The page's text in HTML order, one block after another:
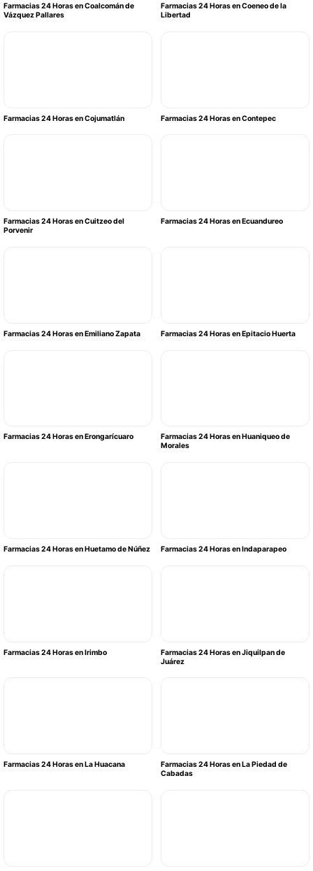
Farmacias 24 Horas en Coalcomán de
Vázquez Pallares
Farmacias 24 Horas en Coeneo de la
Libertad
Farmacias 24 Horas en Cojumatlán Farmacias 24 Horas en Contepec
Farmacias 24 Horas en Cuitzeo del
Porvenir
Farmacias 24 Horas en Ecuandureo
Farmacias 24 Horas en Emiliano Zapata Farmacias 24 Horas en Epitacio Huerta
Farmacias 24 Horas en Erongarícuaro
Farmacias 24 Horas en Huaniqueo de
Morales
Farmacias 24 Horas en Huetamo de Núñez Farmacias 24 Horas en Indaparapeo
Farmacias 24 Horas en Irimbo
Farmacias 24 Horas en Jiquilpan de
Juárez
Farmacias 24 Horas en La Huacana
Farmacias 24 Horas en La Piedad de
Cabadas